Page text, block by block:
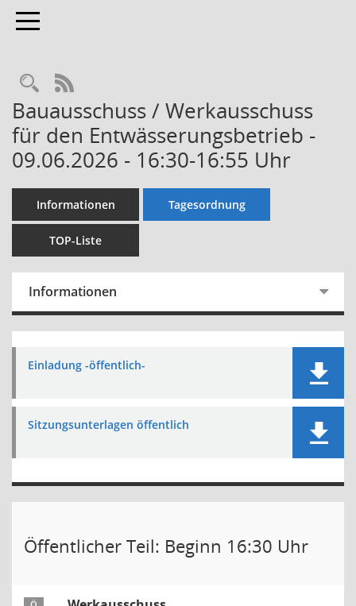
Toggle navigation
Rechercheauswahl
RSS-Feed
Bauausschuss / Werkausschuss
für den Entwässerungsbetrieb -
09.06.2026 - 16:30-16:55 Uhr
Informationen Tagesordnung
TOP-Liste
Informationen
Einladung -öffentlich-
Sitzungsunterlagen öffentlich
Öffentlicher Teil: Beginn 16:30 Uhr